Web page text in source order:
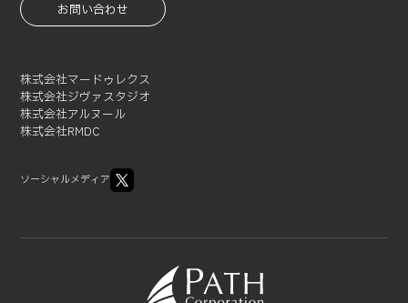
2021-04 (2)お問い合わせ
株式会社マードゥレクス
株式会社ジヴァスタジオ
株式会社アルヌール
株式会社RMDC
ソーシャルメディア